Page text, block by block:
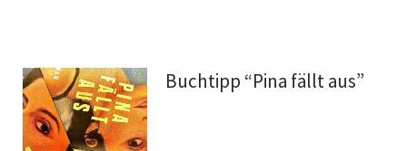
Buchtipp “Pina fällt aus”